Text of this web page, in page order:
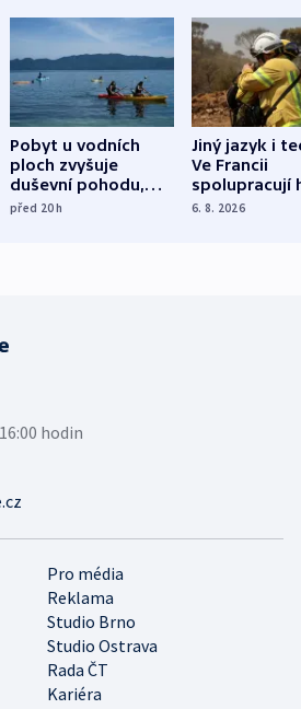
Pobyt u vodních
ploch zvyšuje
duševní pohodu,
ukázala
před 20h
Jiný jazyk i
Ve Francii
spolupracují
různých zemí
6. 8. 2026
Pro média
Reklama
Studio Brno
Studio Ostrava
Rada ČT
Kariéra
hodin